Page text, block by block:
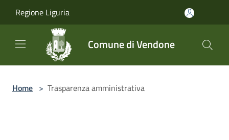
Regione Liguria
Comune di Vendone
Home > Trasparenza amministrativa